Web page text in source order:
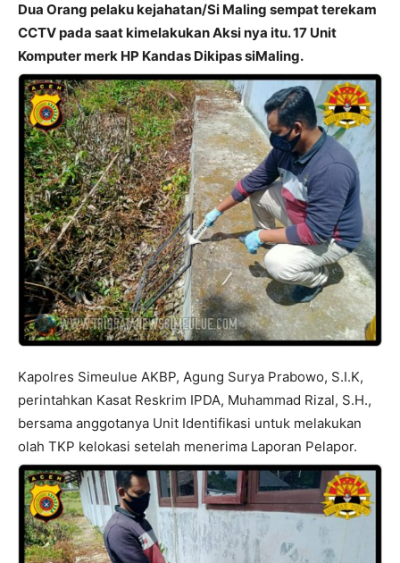
Dua Orang pelaku kejahatan/Si Maling sempat terekam
CCTV pada saat kimelakukan Aksi nya itu. 17 Unit
Komputer merk HP Kandas Dikipas siMaling.
Kapolres Simeulue AKBP, Agung Surya Prabowo, S.I.K,
perintahkan Kasat Reskrim IPDA, Muhammad Rizal, S.H.,
bersama anggotanya Unit Identifikasi untuk melakukan
olah TKP kelokasi setelah menerima Laporan Pelapor.